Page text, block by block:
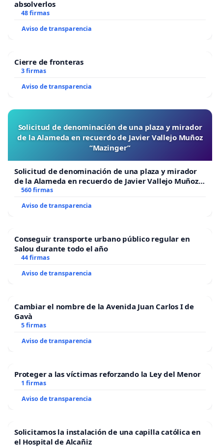
absolverlos
48 firmas
Aviso de transparencia
Cierre de fronteras
3 firmas
Aviso de transparencia
Solicitud de denominación de una plaza y mirador
de la Alameda en recuerdo de Javier Vallejo Muñoz
“Mazinger”
Solicitud de denominación de una plaza y mirador
de la Alameda en recuerdo de Javier Vallejo Muñoz
“Mazinger”
560 firmas
Aviso de transparencia
Conseguir transporte urbano público regular en
Salou durante todo el año
44 firmas
Aviso de transparencia
Cambiar el nombre de la Avenida Juan Carlos I de
Gavà
5 firmas
Aviso de transparencia
Proteger a las víctimas reforzando la Ley del Menor
1 firmas
Aviso de transparencia
Solicitamos la instalación de una capilla católica en
el Hospital de Alcañiz